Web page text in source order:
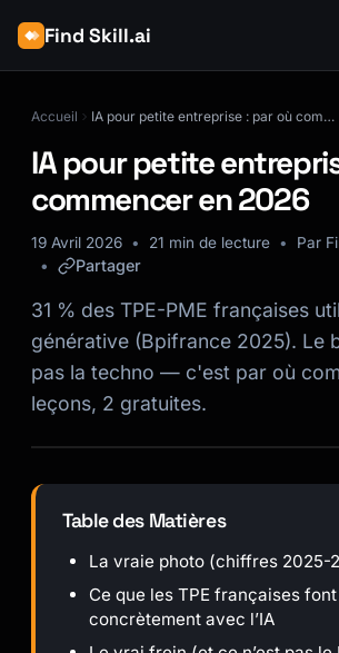
Find Skill.ai
Accueil IA pour petite entreprise : par où commencer en 2026
IA pour petite
commencer en 2026
19 Avril 2026 21 min de lecture Par
Partager
31 % des TPE-PME françaises
générative (Bpifrance 2025). Le
pas la techno — c'est par où
leçons, 2 gratuites.
Table des Matières
La vraie photo (chiffres 2025-
Ce que les TPE françaises font
concrètement avec l’IA